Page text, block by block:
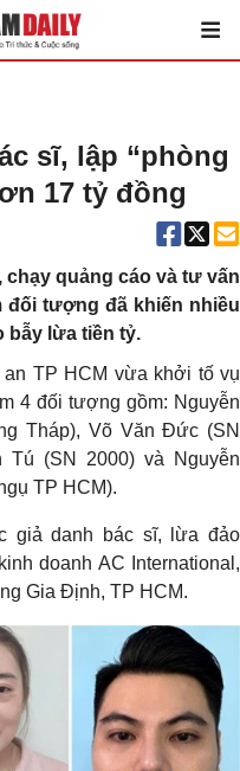
sĩ, lập “phòng
17 tỷ đồng
chạy quảng cáo và tư vấn
đối tượng đã khiến nhiều
bẫy lừa tiền tỷ.
TP HCM vừa khởi tố vụ
4 đối tượng gồm: Nguyễn
Tháp), Võ Văn Đức (SN
Tú (SN 2000) và Nguyễn
TP HCM).
giả danh bác sĩ, lừa đảo
doanh AC International,
Gia Định, TP HCM.